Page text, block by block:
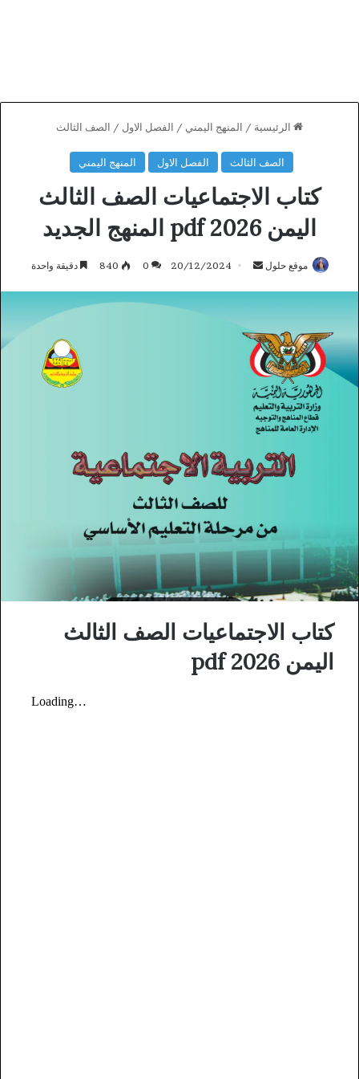
الرئيسية / المنهج اليمني / الفصل الاول / الصف الثالث
الصف الثالث الفصل الاول المنهج اليمني
كتاب الاجتماعيات الصف الثالث
اليمن 2026 pdf المنهج الجديد
موقع حلول
أرسل20/12/2024
0
840 دقيقة واحدة
كتاب الاجتماعيات الصف الثالث
اليمن 2026 pdf